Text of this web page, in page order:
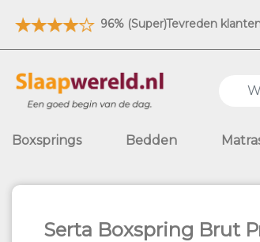
96% (Super)Tevreden
Boxsprings Bedden
Serta Boxspring Brut